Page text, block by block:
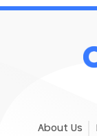
About Us